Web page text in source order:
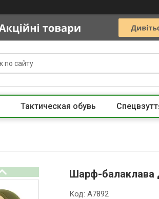
Тактическая обувь
Шарф-балаклава
Код:A7892